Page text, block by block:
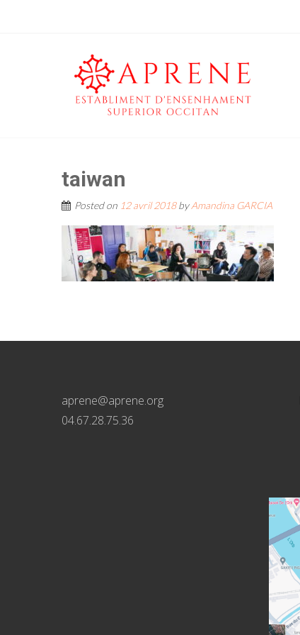
taiwan
Posted on 12 avril 2018byAmandina GARCIA
aprene@aprene.org
04.67.28.75.36